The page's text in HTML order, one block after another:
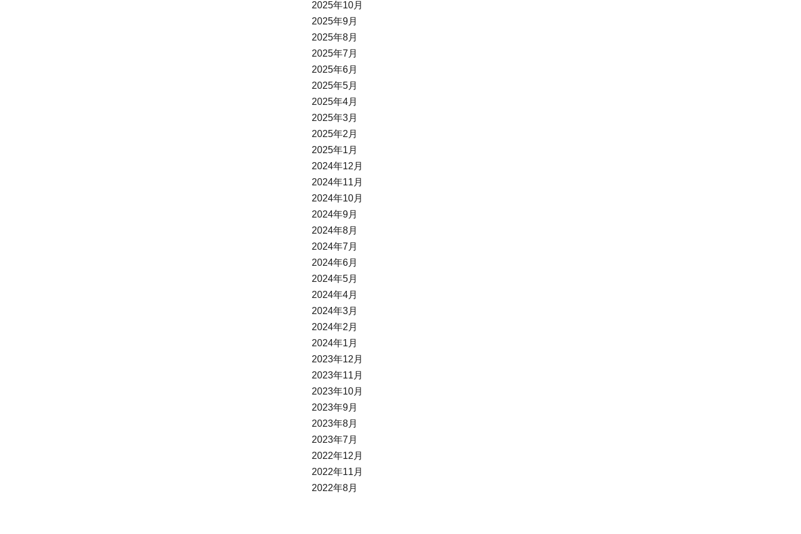
2025年10月
2025年9月
2025年8月
2025年7月
2025年6月
2025年5月
2025年4月
2025年3月
2025年2月
2025年1月
2024年12月
2024年11月
2024年10月
2024年9月
2024年8月
2024年7月
2024年6月
2024年5月
2024年4月
2024年3月
2024年2月
2024年1月
2023年12月
2023年11月
2023年10月
2023年9月
2023年8月
2023年7月
2022年12月
2022年11月
2022年8月